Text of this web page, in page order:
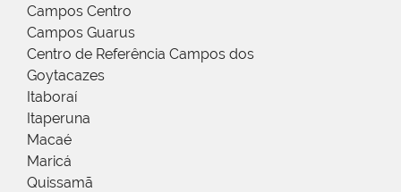
Campos Centro
Campos Guarus
Centro de Referência Campos dos
Goytacazes
Itaboraí
Itaperuna
Macaé
Maricá
Quissamã